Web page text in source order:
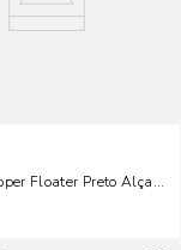
Floater Preto Alça De